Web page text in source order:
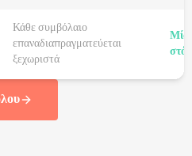
Κάθε συμβόλαιο
επαναδιαπραγματεύεται
ξεχωριστά
Μία